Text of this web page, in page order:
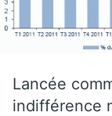
Lancée
indifférence